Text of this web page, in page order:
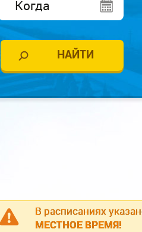
В расписаниях
МЕСТНОЕ ВРЕМЯ!